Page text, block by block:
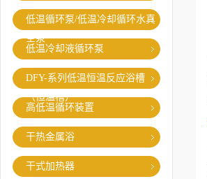
低温循环泵/低温冷却循环水真
空泵
低温冷却液循环泵
DFY-系列低温恒温反应浴槽
（恒温槽）
高低温循环装置
干热金属浴
干式加热器